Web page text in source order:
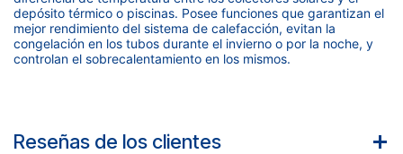
depósito térmico o piscinas. Posee funciones que garantizan el
mejor rendimiento del sistema de calefacción, evitan la
congelación en los tubos durante el invierno o por la noche, y
controlan el sobrecalentamiento en los mismos.
Reseñas de los clientes